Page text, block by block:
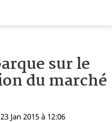
sur le
du marché
Jan 2015 à 12:06